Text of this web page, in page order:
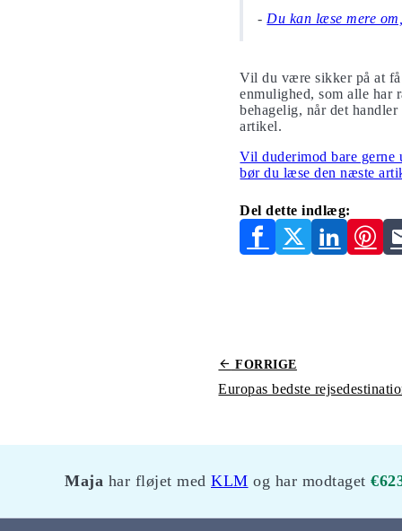
Du kan læse mere
Vil du være sikker på at
enmulighed, som alle har
behagelig, når det
artikel.
Vil duderimod bare gerne
bør du læse den næste
Del dette indlæg:
FORRIGE
Europas bedste
Maja har fløjet med KLM og har modtaget